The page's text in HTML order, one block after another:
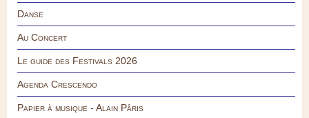
Danse
Au Concert
Le guide des Festivals 2026
Agenda Crescendo
Papier à musique - Alain Pâris